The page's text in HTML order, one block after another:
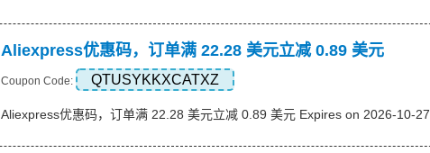
Aliexpress优惠码，订单满 22.28 美元立减 0.89 美元
Coupon Code: QTUSYKKXCATXZ
Aliexpress优惠码，订单满 22.28 美元立减 0.89 美元 Expires on 2026-10-27